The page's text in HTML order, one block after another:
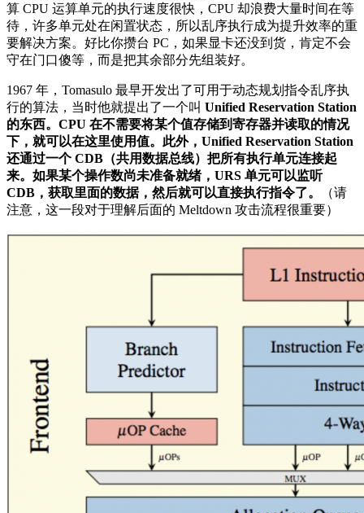
算 CPU 运算单元的执行速度很快，CPU 却浪费大量时间在等
待，许多单元处在闲置状态，所以乱序执行成为提升效率的重
要解决方案。好比你攒台 PC，如果显卡还没到货，肯定不会
守在门口傻等，而是把其余部分先组装好。
1967 年，Tomasulo 最早开发出了可用于动态规划指令乱序执
行的算法，当时他就提出了一个叫 Unified Reservation Station
的东西。CPU 在不需要将某个值存储到寄存器并读取的情况
下，就可以在这里使用值。此外，Unified Reservation Station
还通过一个 CDB（共用数据总线）把所有执行单元连接起
来。如果某个操作数尚未准备就绪，URS 单元可以监听
CDB，获取里面的数据，然后就可以直接执行指令了。
（请
注意，这一段对于理解后面的 Meltdown 攻击流程很重要）